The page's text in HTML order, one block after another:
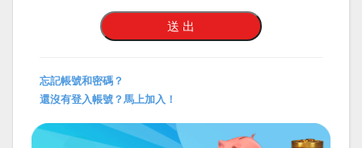
忘記帳號和密碼？
還沒有登入帳號？馬上加入！